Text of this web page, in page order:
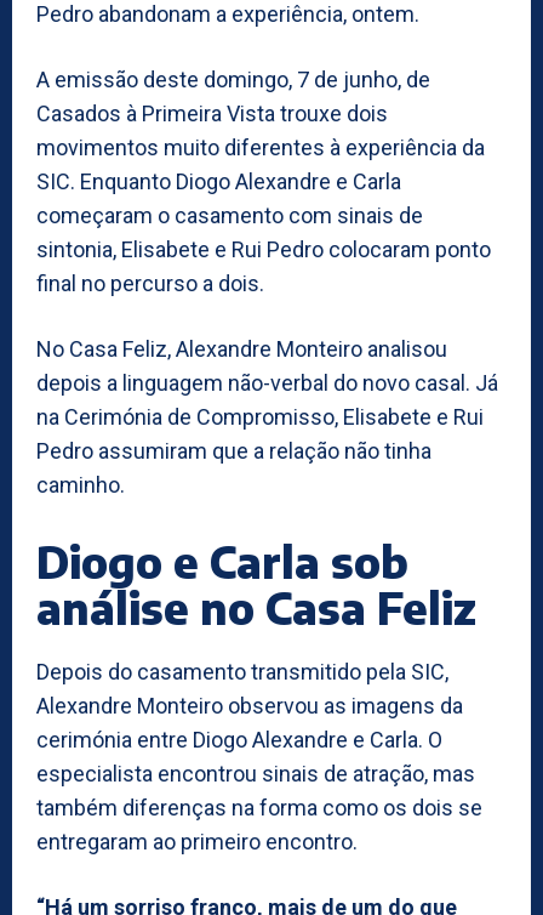
Pedro abandonam a experiência, ontem.
A emissão deste domingo, 7 de junho, de
Casados à Primeira Vista trouxe dois
movimentos muito diferentes à experiência da
SIC. Enquanto Diogo Alexandre e Carla
começaram o casamento com sinais de
sintonia, Elisabete e Rui Pedro colocaram ponto
final no percurso a dois.
No Casa Feliz, Alexandre Monteiro analisou
depois a linguagem não-verbal do novo casal. Já
na Cerimónia de Compromisso, Elisabete e Rui
Pedro assumiram que a relação não tinha
caminho.
Diogo e Carla sob
análise no Casa Feliz
Depois do casamento transmitido pela SIC,
Alexandre Monteiro observou as imagens da
cerimónia entre Diogo Alexandre e Carla. O
especialista encontrou sinais de atração, mas
também diferenças na forma como os dois se
entregaram ao primeiro encontro.
“Há um sorriso franco, mais de um do que